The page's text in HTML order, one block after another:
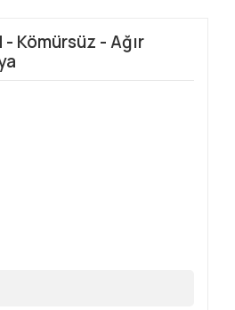
Kömürsüz - Ağır